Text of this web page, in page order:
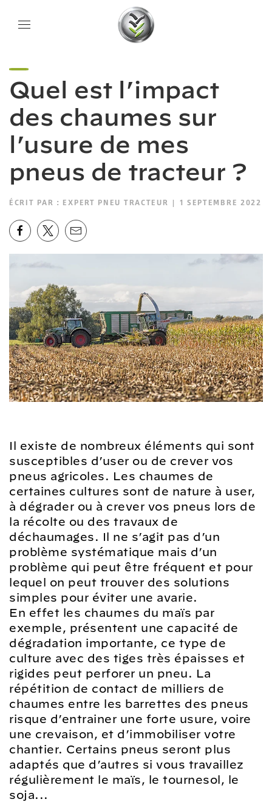
Quel est l’impact
des chaumes sur
l’usure de mes
pneus de tracteur ?
ÉCRIT PAR : EXPERT PNEU TRACTEUR | 1 SEPTEMBRE 2022
Il existe de nombreux éléments qui sont
susceptibles d’user ou de crever vos
pneus agricoles. Les chaumes de
certaines cultures sont de nature à user,
à dégrader ou à crever vos pneus lors de
la récolte ou des travaux de
déchaumages. Il ne s’agit pas d’un
problème systématique mais d’un
problème qui peut être fréquent et pour
lequel on peut trouver des solutions
simples pour éviter une avarie.
En effet les chaumes du maïs par
exemple, présentent une capacité de
dégradation importante, ce type de
culture avec des tiges très épaisses et
rigides peut perforer un pneu. La
répétition de contact de milliers de
chaumes entre les barrettes des pneus
risque d’entrainer une forte usure, voire
une crevaison, et d’immobiliser votre
chantier. Certains pneus seront plus
adaptés que d’autres si vous travaillez
régulièrement le maïs, le tournesol, le
soja...